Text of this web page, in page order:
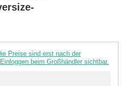
Preise sind erst nach der
beim Großhändler sichtbar.